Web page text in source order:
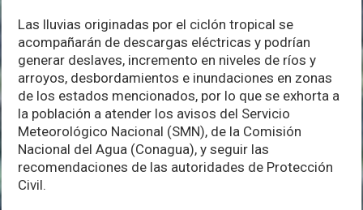
Las lluvias originadas por el ciclón tropical se
acompañarán de descargas eléctricas y podrían
generar deslaves, incremento en niveles de ríos y
arroyos, desbordamientos e inundaciones en zonas
de los estados mencionados, por lo que se exhorta a
la población a atender los avisos del Servicio
Meteorológico Nacional (SMN), de la Comisión
Nacional del Agua (Conagua), y seguir las
recomendaciones de las autoridades de Protección
Civil.